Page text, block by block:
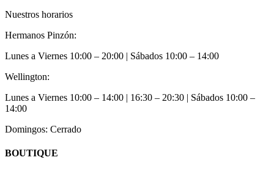
Nuestros horarios
Hermanos Pinzón:
Lunes a Viernes 10:00 – 20:00 | Sábados 10:00 – 14:00
Wellington:
Lunes a Viernes 10:00 – 14:00 | 16:30 – 20:30 | Sábados 10:00 –
14:00
Domingos: Cerrado
BOUTIQUE